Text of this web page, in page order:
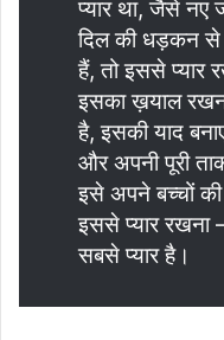
प्यार था, जैसे नए
दिल की धड़कन
हैं, तो इससे प्यार
इसका ख़याल
है, इसकी याद
और अपनी पूरी
इसे अपने बच्चों
इससे प्यार रखना
सबसे प्यार है।